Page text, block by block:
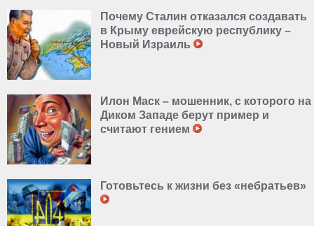
Почему Сталин отказался создавать
в Крыму еврейскую республику –
Новый Израиль
Илон Маск – мошенник, с которого на
Диком Западе берут пример и
считают гением
Готовьтесь к жизни без «небратьев»